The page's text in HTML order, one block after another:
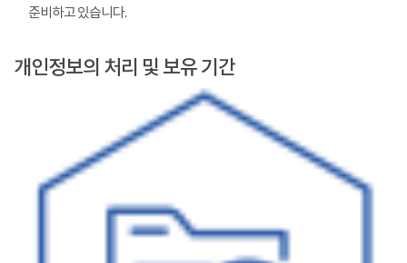
준비하고 있습니다.
개인정보의 처리 및 보유 기간